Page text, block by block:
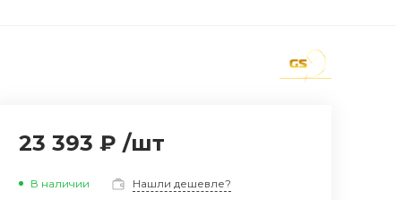
23 393 ₽/шт
В наличии Нашли дешевле?